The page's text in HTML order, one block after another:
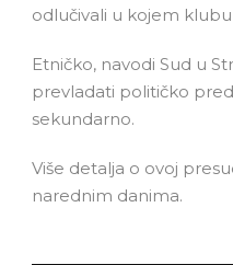
odlučivali u kojem
Etničko, navodi Sud u
prevladati političko
sekundarno.
Više detalja o ovoj
narednim danima.